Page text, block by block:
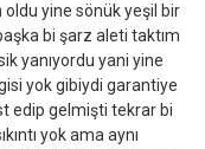
oldu yine sönük yeşil bir
bi şarz aleti taktım
yanıyordu yani yine
yok gibiydi garantiye
edip gelmişti tekrar bi
yok ama aynı